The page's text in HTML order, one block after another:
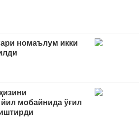
номаълум икки
мобайнида ўғил